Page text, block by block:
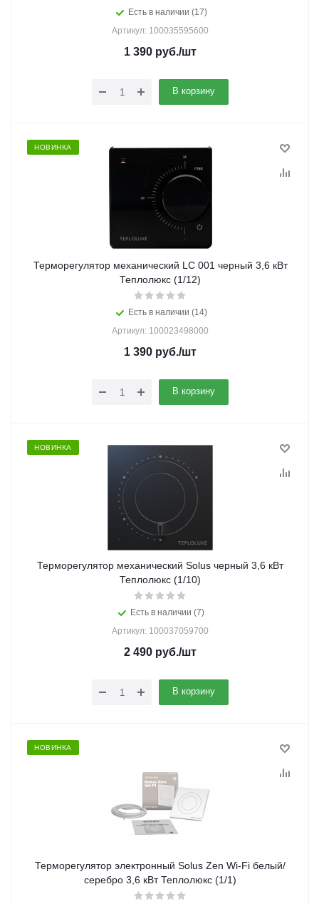
Есть в наличии (17)
Артикул: 100035595600
1 390 руб./шт
В корзину
НОВИНКА
Терморегулятор механический LC 001 черный 3,6 кВт
Теплолюкс (1/12)
Есть в наличии (14)
Артикул: 100023498000
1 390 руб./шт
В корзину
НОВИНКА
Терморегулятор механический Solus черный 3,6 кВт
Теплолюкс (1/10)
Есть в наличии (7)
Артикул: 100037059700
2 490 руб./шт
В корзину
НОВИНКА
Терморегулятор электронный Solus Zen Wi-Fi белый/
серебро 3,6 кВт Теплолюкс (1/1)